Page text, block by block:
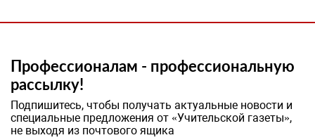
Профессионалам - профессиональную
рассылку!
Подпишитесь, чтобы получать актуальные новости и
специальные предложения от «Учительской газеты»,
не выходя из почтового ящика